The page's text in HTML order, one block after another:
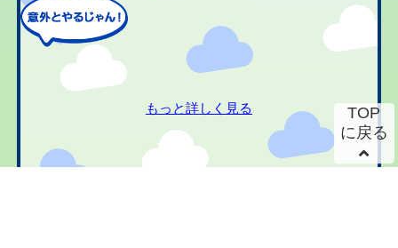
もっと詳しく見る
TOP
に戻る